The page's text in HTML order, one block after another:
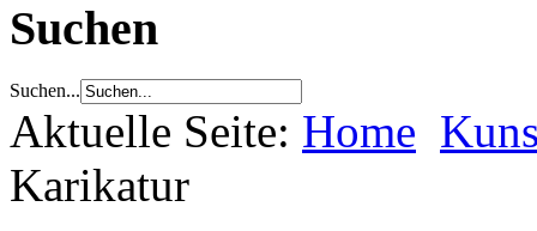
Suchen
Suchen...
Aktuelle Seite: Home
Karikatur